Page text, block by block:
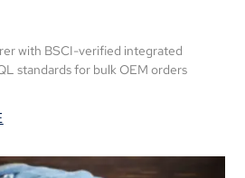
with BSCI-verified integrated
standards for bulk OEM orders